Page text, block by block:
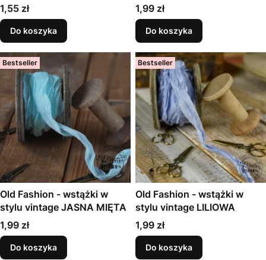
Cena
1,55 zł
Do koszyka
Cena
1,99 zł
Do koszyka
Bestseller
Old Fashion - wstążki w
stylu vintage JASNA MIĘTA
Cena
1,99 zł
Do koszyka
Bestseller
Old Fashion - wstążki w
stylu vintage LILIOWA
Cena
1,99 zł
Do koszyka